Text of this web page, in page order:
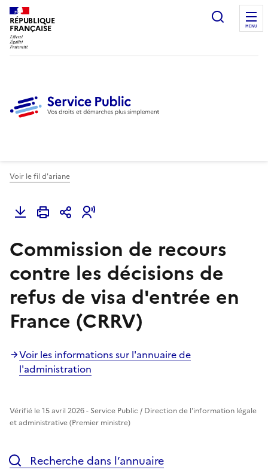
RÉPUBLIQUE
FRANÇAISE
Ouvrir
MENU
Voir le fil d'ariane
Commission de recours
contre les décisions de
refus de visa d'entrée en
France (CRRV)
Voir les informations sur l'annuaire de
l'administration
Vérifié le 15 avril 2026 - Service Public / Direction de l'information légale
et administrative (Premier ministre)
Recherche dans l’annuaire